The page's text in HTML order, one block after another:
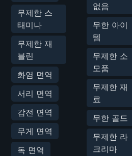
무제한 스
태미나
무제한 재
블린
화염 면역
서리 면역
감전 면역
무게 면역
독 면역
없음
무한 아이
템
무제한 소
모품
무제한 재
료
무한 골드
무제한 라
크리마